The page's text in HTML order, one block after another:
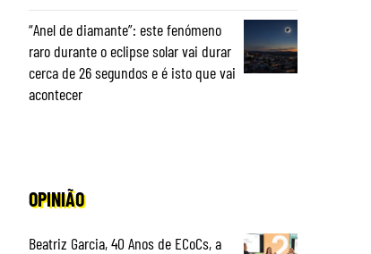
“Anel de diamante”: este fenómeno
raro durante o eclipse solar vai durar
cerca de 26 segundos e é isto que vai
acontecer
OPINIÃO
Beatriz Garcia, 40 Anos de ECoCs, a